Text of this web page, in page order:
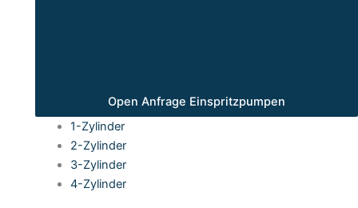
Open Anfrage Einspritzpumpen
1-Zylinder
2-Zylinder
3-Zylinder
4-Zylinder